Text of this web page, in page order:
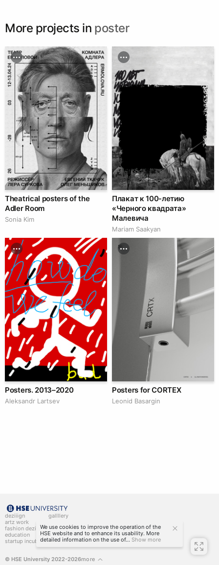
More projects in poster
Theatrical posters of the
Adler Room
Sonia Kim
Плакат к 100-летию
«Черного квадрата»
Малевича
Mariam Saakyan
Posters. 2013–2020
Аleksandr Lartsev
Posters for CORTEX
Leonid Basargin
deziiign
artz work
fashion deziiign
education
startup incubator
gallllery
kiiids.art
© HSE University 2022-2026more
We use cookies to improve the operation of the
HSE website and to enhance its usability. More
detailed information on the use of... Show more